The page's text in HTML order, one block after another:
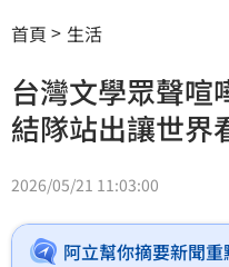
首頁 生活
台灣文學眾聲
結隊站出讓世界
2026/05/21 11:03:00
阿立幫你摘要新聞重